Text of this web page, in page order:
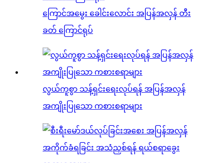
ကြောင်အမွေး ခေါင်းလောင်း အပြန်အလှန် တီး
ခတ် ကြောင်ရုပ်
လွယ်ကူစွာ သန့်ရှင်းရေးလုပ်ရန် အပြန်အလှန်
အကျိုးပြုသော ကစားစရာများ